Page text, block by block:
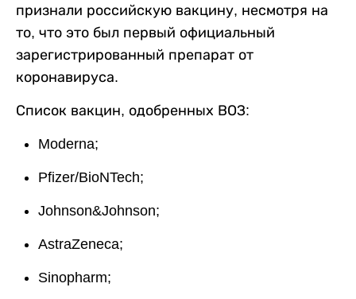
признали российскую вакцину, несмотря на
то, что это был первый официальный
зарегистрированный препарат от
коронавируса.
Список вакцин, одобренных ВОЗ:
Moderna;
Pfizer/BioNTech;
Johnson&Johnson;
AstraZeneca;
Sinopharm;